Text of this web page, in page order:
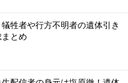
牲者や行方不明者の遺体引き
まとめ